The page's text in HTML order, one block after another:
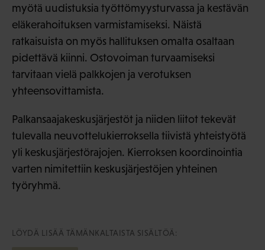
myötä uudistuksia työttömyysturvassa ja kestävän
eläkerahoituksen varmistamiseksi. Näistä
ratkaisuista on myös hallituksen omalta osaltaan
pidettävä kiinni. Ostovoiman turvaamiseksi
tarvitaan vielä palkkojen ja verotuksen
yhteensovittamista.
Palkansaajakeskusjärjestöt ja niiden liitot tekevät
tulevalla neuvottelukierroksella tiivistä yhteistyötä
yli keskusjärjestörajojen. Kierroksen koordinointia
varten nimitettiin keskusjärjestöjen yhteinen
työryhmä.
LÖYDÄ LISÄÄ TÄMÄNKALTAISTA SISÄLTÖÄ: